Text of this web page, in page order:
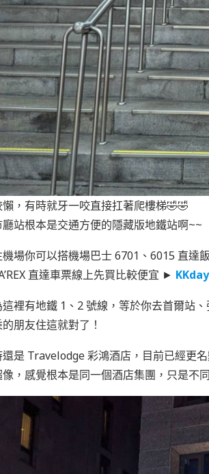
，有時就牙一咬直接扛著爬樓梯🤣🤣
站根本是交通方便的隱藏版地鐵站啊~~
場你可以搭機場巴士 6701、6015 直達
直達車票線上先買比較便宜 ► KKday
裡有地鐵 1、2 號線，等於你去首爾站
朋友住這就對了！
還是 Travelodge 彩鴻酒店，目前已經更
，感覺根本是同一個酒店集團，只是不